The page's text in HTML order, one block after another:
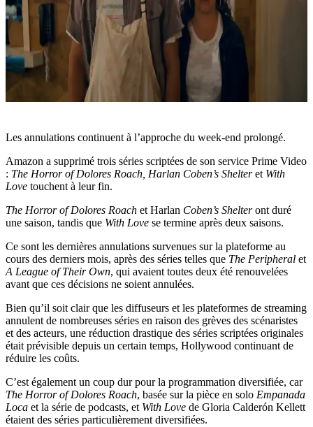
Les annulations continuent à l’approche du week-end prolongé.
Amazon a supprimé trois séries scriptées de son service Prime Video
: The Horror of Dolores Roach, Harlan Coben’s Shelteret With
Love touchent à leur fin.
The Horror of Dolores Roach et Harlan Coben’s Shelteront duré
une saison, tandis que With Love se termine après deux saisons.
Ce sont les dernières annulations survenues sur la plateforme au
cours des derniers mois, après des séries telles que The Peripheral et
A League of Their Own, qui avaient toutes deux été renouvelées
avant que ces décisions ne soient annulées.
Bien qu’il soit clair que les diffuseurs et les plateformes de streaming
annulent de nombreuses séries en raison des grèves des scénaristes
et des acteurs, une réduction drastique des séries scriptées originales
était prévisible depuis un certain temps, Hollywood continuant de
réduire les coûts.
C’est également un coup dur pour la programmation diversifiée, car
The Horror of Dolores Roach, basée sur la pièce en solo Empanada
Loca et la série de podcasts, et With Love de Gloria Calderón Kellett
étaient des séries particulièrement diversifiées.